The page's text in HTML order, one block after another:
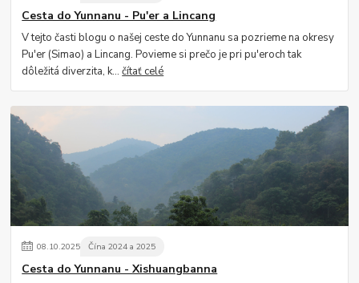
Cesta do Yunnanu - Pu'er a Lincang
V tejto časti blogu o našej ceste do Yunnanu sa pozrieme na okresy
Pu'er (Simao) a Lincang. Povieme si prečo je pri pu'eroch tak
dôležitá diverzita, k...čítať celé
08.10.2025 Čína 2024 a 2025
Cesta do Yunnanu - Xishuangbanna